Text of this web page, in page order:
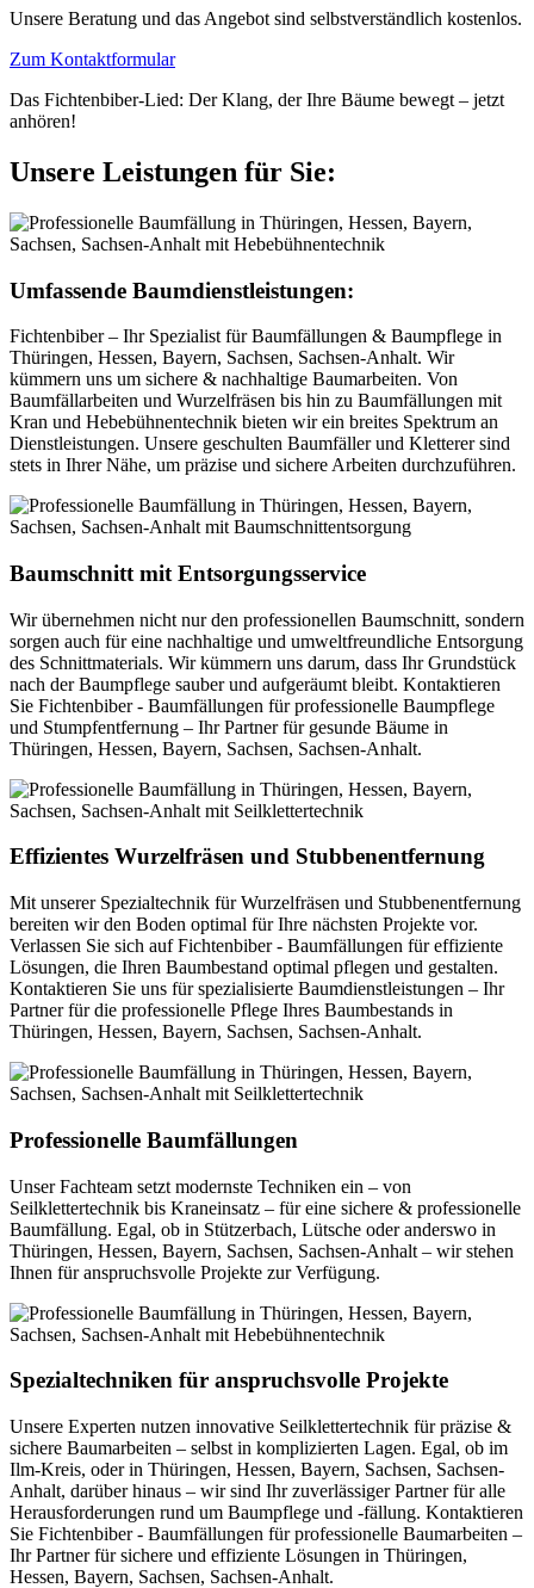
Unsere Beratung und das Angebot sind selbstverständlich kostenlos.
Zum Kontaktformular
Das Fichtenbiber-Lied: Der Klang, der Ihre Bäume bewegt – jetzt
anhören!
Unsere Leistungen für Sie:
Umfassende Baumdienstleistungen:
Fichtenbiber – Ihr Spezialist für Baumfällungen & Baumpflege in
Thüringen, Hessen, Bayern, Sachsen, Sachsen-Anhalt. Wir
kümmern uns um sichere & nachhaltige Baumarbeiten. Von
Baumfällarbeiten und Wurzelfräsen bis hin zu Baumfällungen mit
Kran und Hebebühnentechnik bieten wir ein breites Spektrum an
Dienstleistungen. Unsere geschulten Baumfäller und Kletterer sind
stets in Ihrer Nähe, um präzise und sichere Arbeiten durchzuführen.
Baumschnitt mit Entsorgungsservice
Wir übernehmen nicht nur den professionellen Baumschnitt, sondern
sorgen auch für eine nachhaltige und umweltfreundliche Entsorgung
des Schnittmaterials. Wir kümmern uns darum, dass Ihr Grundstück
nach der Baumpflege sauber und aufgeräumt bleibt. Kontaktieren
Sie Fichtenbiber - Baumfällungen für professionelle Baumpflege
und Stumpfentfernung – Ihr Partner für gesunde Bäume in
Thüringen, Hessen, Bayern, Sachsen, Sachsen-Anhalt.
Effizientes Wurzelfräsen und Stubbenentfernung
Mit unserer Spezialtechnik für Wurzelfräsen und Stubbenentfernung
bereiten wir den Boden optimal für Ihre nächsten Projekte vor.
Verlassen Sie sich auf Fichtenbiber - Baumfällungen für effiziente
Lösungen, die Ihren Baumbestand optimal pflegen und gestalten.
Kontaktieren Sie uns für spezialisierte Baumdienstleistungen – Ihr
Partner für die professionelle Pflege Ihres Baumbestands in
Thüringen, Hessen, Bayern, Sachsen, Sachsen-Anhalt.
Professionelle Baumfällungen
Unser Fachteam setzt modernste Techniken ein – von
Seilklettertechnik bis Kraneinsatz – für eine sichere & professionelle
Baumfällung. Egal, ob in Stützerbach, Lütsche oder anderswo in
Thüringen, Hessen, Bayern, Sachsen, Sachsen-Anhalt – wir stehen
Ihnen für anspruchsvolle Projekte zur Verfügung.
Spezialtechniken für anspruchsvolle Projekte
Unsere Experten nutzen innovative Seilklettertechnik für präzise &
sichere Baumarbeiten – selbst in komplizierten Lagen. Egal, ob im
Ilm-Kreis, oder in Thüringen, Hessen, Bayern, Sachsen, Sachsen-
Anhalt, darüber hinaus – wir sind Ihr zuverlässiger Partner für alle
Herausforderungen rund um Baumpflege und -fällung. Kontaktieren
Sie Fichtenbiber - Baumfällungen für professionelle Baumarbeiten –
Ihr Partner für sichere und effiziente Lösungen in Thüringen,
Hessen, Bayern, Sachsen, Sachsen-Anhalt.